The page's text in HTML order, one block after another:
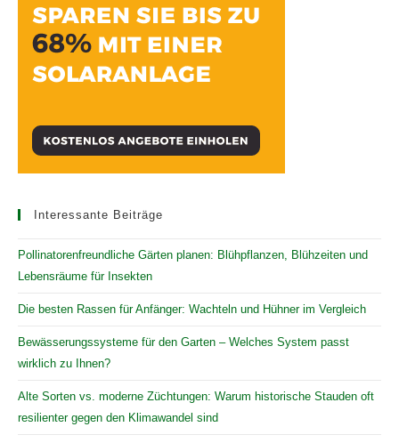
Interessante Beiträge
Pollinatorenfreundliche Gärten planen: Blühpflanzen, Blühzeiten und
Lebensräume für Insekten
Die besten Rassen für Anfänger: Wachteln und Hühner im Vergleich
Bewässerungssysteme für den Garten – Welches System passt
wirklich zu Ihnen?
Alte Sorten vs. moderne Züchtungen: Warum historische Stauden oft
resilienter gegen den Klimawandel sind